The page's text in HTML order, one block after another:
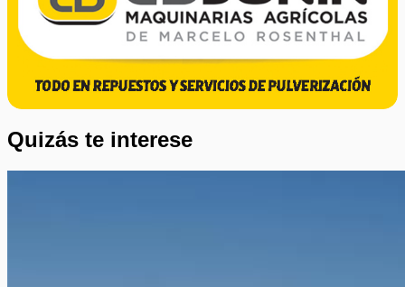
Quizás te interese